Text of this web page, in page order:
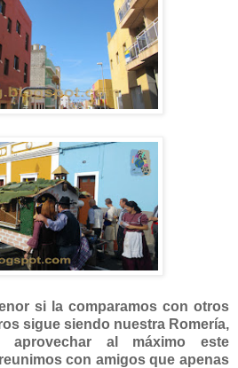
si la comparamos con otros
sigue siendo nuestra Romería,
aprovechar al máximo este
con amigos que apenas